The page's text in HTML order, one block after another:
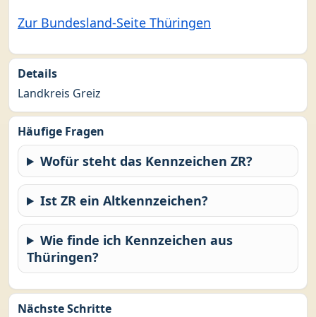
Zur Bundesland-Seite Thüringen
Details
Landkreis Greiz
Häufige Fragen
Wofür steht das Kennzeichen ZR?
Ist ZR ein Altkennzeichen?
Wie finde ich Kennzeichen aus
Thüringen?
Nächste Schritte